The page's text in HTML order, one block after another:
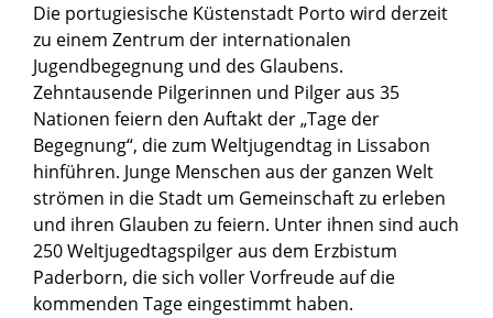
Die portugiesische Küstenstadt Porto wird derzeit
zu einem Zentrum der internationalen
Jugendbegegnung und des Glaubens.
Zehntausende Pilgerinnen und Pilger aus 35
Nationen feiern den Auftakt der „Tage der
Begegnung“, die zum Weltjugendtag in Lissabon
hinführen. Junge Menschen aus der ganzen Welt
strömen in die Stadt um Gemeinschaft zu erleben
und ihren Glauben zu feiern. Unter ihnen sind auch
250 Weltjugedtagspilger aus dem Erzbistum
Paderborn, die sich voller Vorfreude auf die
kommenden Tage eingestimmt haben.